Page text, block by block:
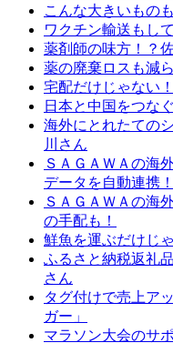
こんな大きいもの
ワクチン輸送もし
薬剤師の味方！？
薬の廃棄ロスも減
宅配だけじゃない
日本と中国をつな
海外にとれたての
川さん
ＳＡＧＡＷＡの海
データを自動連携！
ＳＡＧＡＷＡの海
の手配も！
鮮魚を運ぶだけじ
ふるさと納税返礼
さん
タグ付けで売上ア
ガー」
マラソン大会のサ